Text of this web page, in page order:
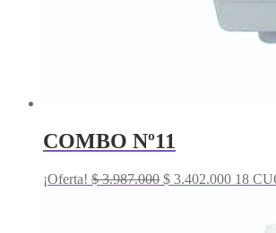
COMBO Nº11
¡Oferta! $3.987.000 El
$ 3.402.000El18